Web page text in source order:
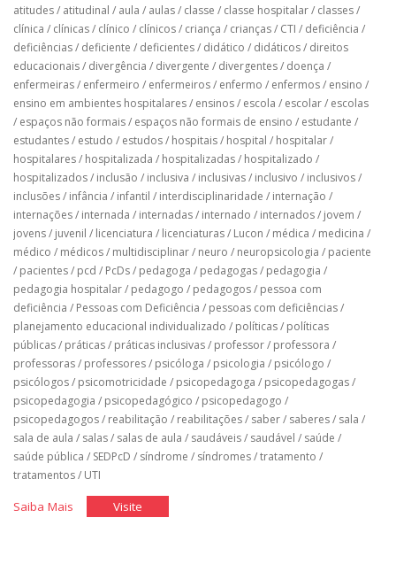
atitudes/ atitudinal / aula / aulas/ classe / classe hospitalar/ classes/
clínica / clínicas/ clínico / clínicos/ criança / crianças/ CTI / deficiência /
deficiências/ deficiente / deficientes/ didático / didáticos/ direitos
educacionais/ divergência / divergente / divergentes/ doença /
enfermeiras/ enfermeiro / enfermeiros/ enfermo / enfermos/ ensino /
ensino em ambientes hospitalares/ ensinos/ escola / escolar/ escolas
/ espaços não formais/ espaços não formais de ensino / estudante /
estudantes/ estudo / estudos/ hospitais/ hospital / hospitalar/
hospitalares/ hospitalizada / hospitalizadas/ hospitalizado /
hospitalizados/ inclusão / inclusiva / inclusivas/ inclusivo / inclusivos/
inclusões/ infância / infantil / interdisciplinaridade / internação /
internações/ internada / internadas/ internado / internados/ jovem /
jovens/ juvenil / licenciatura / licenciaturas/ Lucon / médica / medicina /
médico / médicos/ multidisciplinar/ neuro / neuropsicologia / paciente
/ pacientes/ pcd / PcDs/ pedagoga / pedagogas/ pedagogia /
pedagogia hospitalar/ pedagogo / pedagogos/ pessoa com
deficiência / Pessoas com Deficiência / pessoas com deficiências/
planejamento educacional individualizado / políticas/ políticas
públicas/ práticas/ práticas inclusivas/ professor/ professora /
professoras/ professores/ psicóloga / psicologia / psicólogo /
psicólogos/ psicomotricidade / psicopedagoga / psicopedagogas/
psicopedagogia / psicopedagógico / psicopedagogo /
psicopedagogos/ reabilitação / reabilitações/ saber/ saberes/ sala /
sala de aula / salas/ salas de aula / saudáveis/ saudável / saúde /
saúde pública / SEDPcD / síndrome / síndromes/tratamento /
tratamentos/ UTI
Saiba Mais"Classe Visite"Classe